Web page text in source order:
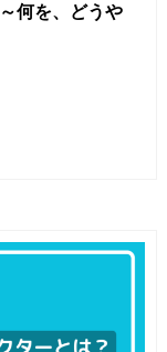
何を、どうや